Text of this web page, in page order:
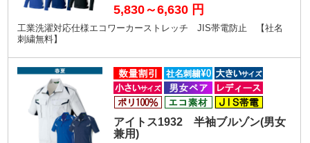
5,830～6,630 円
工業洗濯対応仕様エコワーカーストレッチ JIS帯電防止 【社名
刺繍無料】
アイトス1932 半袖ブルゾン(男女
兼用)